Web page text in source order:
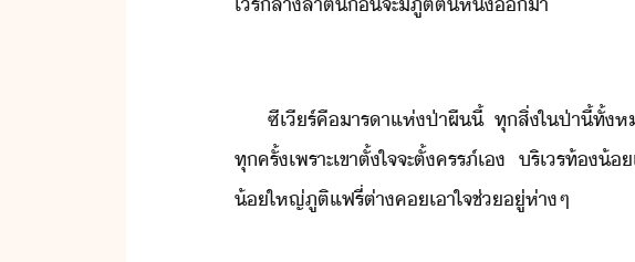
ซี​เีร​์​คื​ารา​แห่​ป่า​ผื​ี้​ ​ทุสิ่​ใ​ป่าี​้​ทั้
ทุครั้​เพราะ​เขา​ตั้ใจ​จะ​ตั้ครรภ์​เ​ ​ริ​เร​ท้
้​ใหญ่​ภูติ​แฟรี​่​ต่า​ค​เาใจช่​ู่ห่าๆ